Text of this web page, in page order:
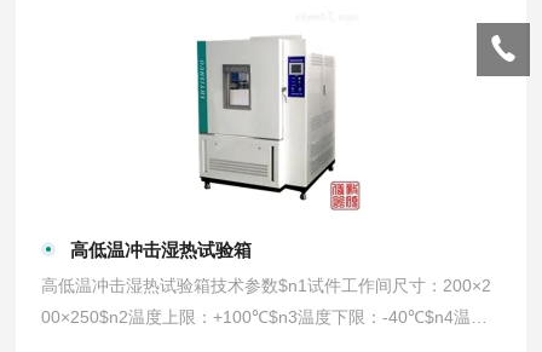
高低温冲击湿热试验箱
高低温冲击湿热试验箱技术参数$n1试件工作间尺寸：200×2
00×250$n2温度上限：+100℃$n3温度下限：-40℃$n4温度